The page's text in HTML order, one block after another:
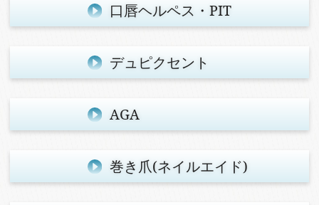
口唇ヘルペス・PIT
デュピクセント
AGA
巻き爪(ネイルエイド)